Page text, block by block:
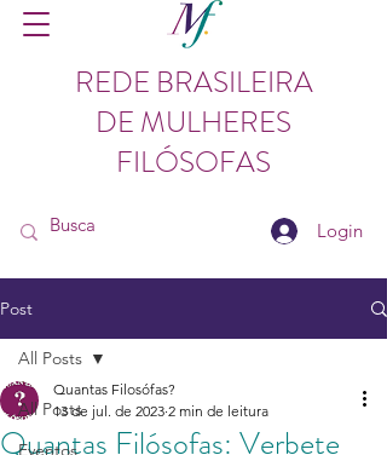
REDE BRASILEIRA
DE MULHERES
FILÓSOFAS
Login
Post
All Posts
Eventos
All Posts
Quantas Filósofas: Verbete
Quantas Filosófas?
13 de jul. de 2023 2 min de leitura